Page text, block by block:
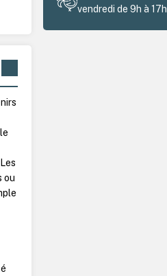
vendredi de 9h à 17h
ou